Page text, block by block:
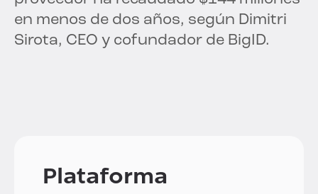
en menos de dos años, según Dimitri
Sirota, CEO y cofundador de BigID.
Plataforma